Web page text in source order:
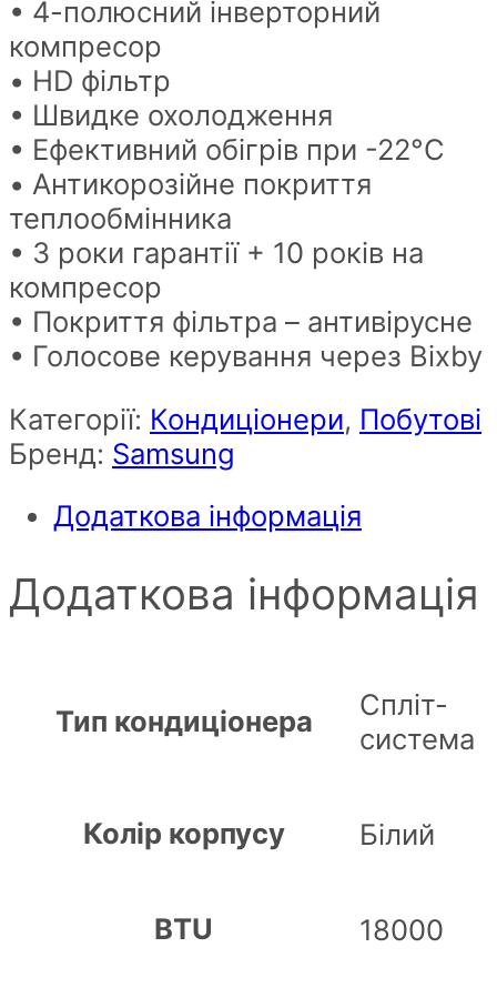
• 4-полюсний інверторний
компресор
• HD фільтр
• Швидке охолодження
• Ефективний обігрів при -22°C
• Антикорозійне покриття
теплообмінника
• 3 роки гарантії + 10 років на
компресор
• Покриття фільтра – антивірусне
• Голосове керування через Bixby
Категорії: Кондиціонери, Побутові
Бренд: Samsung
Додаткова інформація
Додаткова інформація
Тип кондиціонера
Спліт-
система
Колір корпусу Білий
BTU 18000